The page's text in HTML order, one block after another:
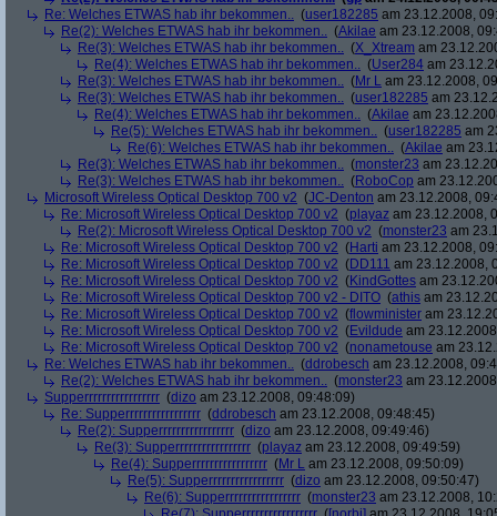
Re: Welches ETWAS hab ihr bekommen.. (user182285 am 23.12.2008,
Re(2): Welches ETWAS hab ihr bekommen.. (Akilae am 23.12.2008,
Re(3): Welches ETWAS hab ihr bekommen.. (X_Xtream am
Re(4): Welches ETWAS hab ihr bekommen.. (User284 am
Re(3): Welches ETWAS hab ihr bekommen.. (Mr L am 23.12.2008,
Re(3): Welches ETWAS hab ihr bekommen.. (user182285 am
Re(4): Welches ETWAS hab ihr bekommen.. (Akilae am
Re(5): Welches ETWAS hab ihr bekommen.. (user182285 am
Re(6): Welches ETWAS hab ihr bekommen.. (Akilae am
Re(3): Welches ETWAS hab ihr bekommen.. (monster23 am
Re(3): Welches ETWAS hab ihr bekommen.. (RoboCop am
Microsoft Wireless Optical Desktop 700 v2 (JC-Denton am 23.12.2008,
Re: Microsoft Wireless Optical Desktop 700 v2 (playaz am 23.12.2008,
Re(2): Microsoft Wireless Optical Desktop 700 v2 (monster23 am
Re: Microsoft Wireless Optical Desktop 700 v2 (Harti am 23.12.2008,
Re: Microsoft Wireless Optical Desktop 700 v2 (DD111 am 23.12.2008,
Re: Microsoft Wireless Optical Desktop 700 v2 (KindGottes am
Re: Microsoft Wireless Optical Desktop 700 v2 - DITO (athis am
Re: Microsoft Wireless Optical Desktop 700 v2 (flowminister am
Re: Microsoft Wireless Optical Desktop 700 v2 (Evildude am
Re: Microsoft Wireless Optical Desktop 700 v2 (nonametouse am
Re: Welches ETWAS hab ihr bekommen.. (ddrobesch am 23.12.2008,
Re(2): Welches ETWAS hab ihr bekommen.. (monster23 am
Supperrrrrrrrrrrrrrrrr (dizo am 23.12.2008, 09:48:09)
Re: Supperrrrrrrrrrrrrrrrr (ddrobesch am 23.12.2008, 09:48:45)
Re(2): Supperrrrrrrrrrrrrrrrr (dizo am 23.12.2008, 09:49:46)
Re(3): Supperrrrrrrrrrrrrrrrr (playaz am 23.12.2008, 09:49:59)
Re(4): Supperrrrrrrrrrrrrrrrr (Mr L am 23.12.2008, 09:50:09)
Re(5): Supperrrrrrrrrrrrrrrrr (dizo am 23.12.2008, 09:50:47)
Re(6): Supperrrrrrrrrrrrrrrrr (monster23 am 23.12.2008,